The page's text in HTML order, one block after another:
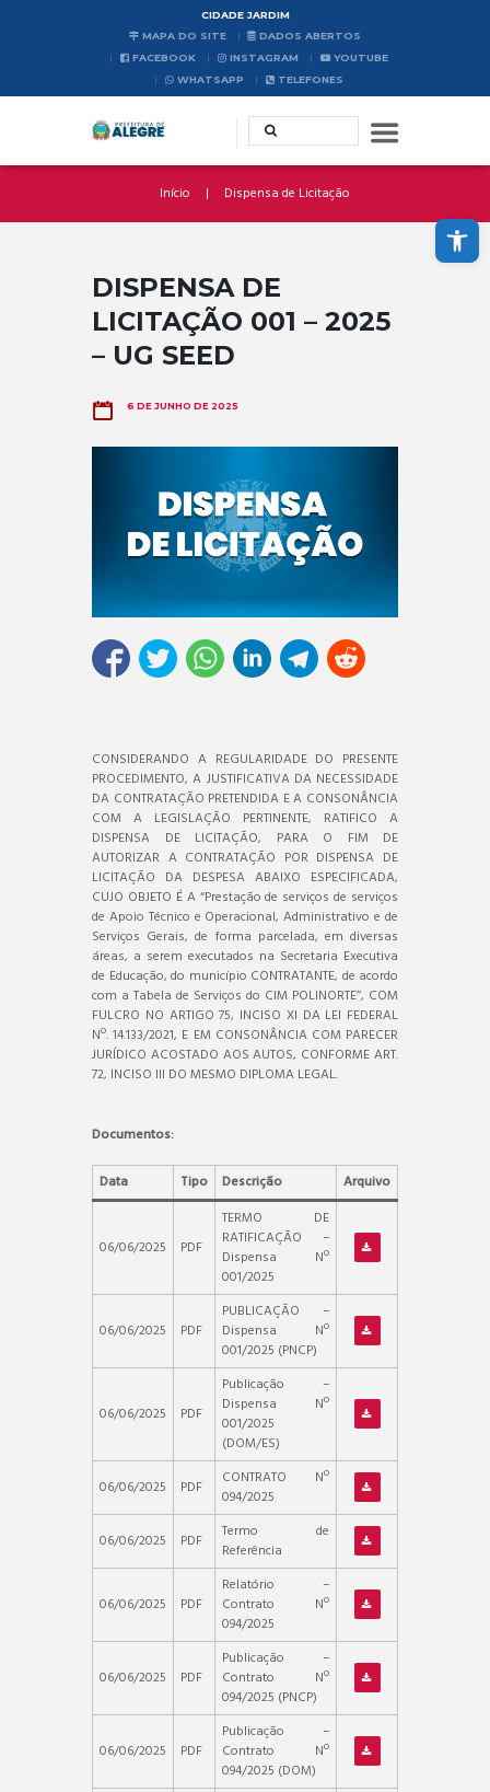
Abrir a barra de ferramentas
CIDADE JARDIM
MAPA DO SITE
DADOS ABERTOS
FACEBOOK
INSTAGRAM
YOUTUBE
WHATSAPP
TELEFONES
Início Dispensa de Licitação
DISPENSA DE
LICITAÇÃO 001 – 2025
– UG SEED
6 DE JUNHO DE 2025
CONSIDERANDO A REGULARIDADE DO PRESENTE
PROCEDIMENTO, A JUSTIFICATIVA DA NECESSIDADE
DA CONTRATAÇÃO PRETENDIDA E A CONSONÂNCIA
COM A LEGISLAÇÃO PERTINENTE, RATIFICO A
DISPENSA DE LICITAÇÃO, PARA O FIM DE
AUTORIZAR A CONTRATAÇÃO POR DISPENSA DE
LICITAÇÃO DA DESPESA ABAIXO ESPECIFICADA,
CUJO OBJETO É A “Prestação de serviços de serviços
de Apoio Técnico e Operacional, Administrativo e de
Serviços Gerais, de forma parcelada, em diversas
áreas, a serem executados na Secretaria Executiva
de Educação, do município CONTRATANTE, de acordo
com a Tabela de Serviços do CIM POLINORTE’’, COM
FULCRO NO ARTIGO 75, INCISO XI DA LEI FEDERAL
Nº. 14.133/2021, E EM CONSONÂNCIA COM PARECER
JURÍDICO ACOSTADO AOS AUTOS, CONFORME ART.
72, INCISO III DO MESMO DIPLOMA LEGAL.
Documentos:
Data Tipo Descrição Arquivo
06/06/2025 PDF
TERMO DE
RATIFICAÇÃO –
Dispensa Nº
001/2025
06/06/2025 PDF
PUBLICAÇÃO –
Dispensa Nº
001/2025 (PNCP)
06/06/2025 PDF
Publicação –
Dispensa Nº
001/2025
(DOM/ES)
06/06/2025
PDF
CONTRATO Nº
094/2025
06/06/2025
PDF
Termo de
Referência
06/06/2025 PDF
Relatório –
Contrato Nº
094/2025
06/06/2025 PDF
Publicação –
Contrato Nº
094/2025 (PNCP)
06/06/2025 PDF
Publicação –
Contrato Nº
094/2025 (DOM)